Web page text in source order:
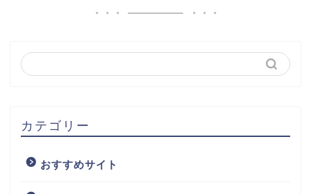
カテゴリー
おすすめサイト